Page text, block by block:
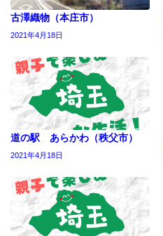
古澤織物（本庄市）
2021年4月18日
道の駅 あらかわ（秩父市）
2021年4月18日